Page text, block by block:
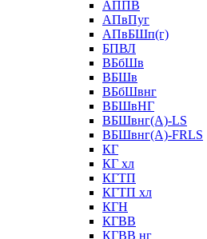
АППВ
АПвПуг
АПвБШп(г)
БПВЛ
ВБбШв
ВБШв
ВБбШвнг
ВБШвНГ
ВБШвнг(А)-LS
ВБШвнг(А)-FRLS
КГ
КГ хл
КГТП
КГТП хл
КГН
КГВВ
КГВВ нг